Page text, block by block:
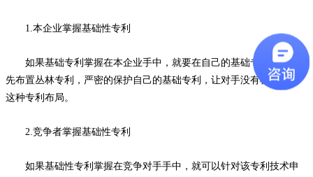
1.本企业掌握基础性专利
如果基础专利掌握在本企业手中，就要在自己的基础专利周围抢
先布置丛林专利，严密的保护自己的基础专利，让对手没有机会实施
这种专利布局。
2.竞争者掌握基础性专利
如果基础性专利掌握在竞争对手手中，就可以针对该专利技术申